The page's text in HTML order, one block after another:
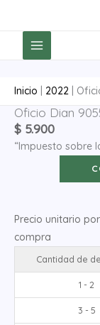
contenido
Inicio 2022
Oficio Dian
$ 5.900
“Impuesto sobre
Oficio
Dian
905564
Precio unitario
compra
Cantidad de
1 - 2
3 - 5